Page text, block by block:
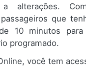
alterações.
que
10 minutos
programado.
você tem